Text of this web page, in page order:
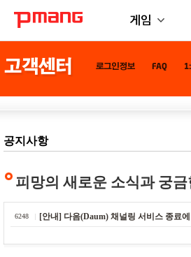
게임
공지사항
피망의 새로운 소식과 궁
6248 [안내] 다음(Daum) 채널링 서비스 종료